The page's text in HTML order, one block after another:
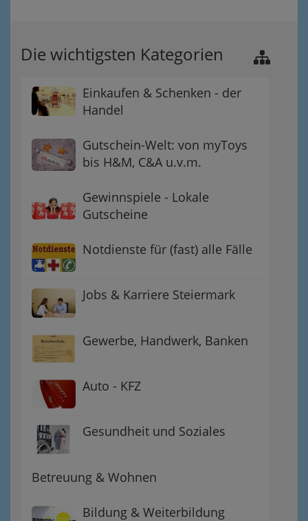
Die wichtigsten Kategorien
Einkaufen & Schenken - der
Handel
Gutschein-Welt: von myToys
bis H&M, C&A u.v.m.
Gewinnspiele - Lokale
Gutscheine
Notdienste für (fast) alle Fälle
Jobs & Karriere Steiermark
Gewerbe, Handwerk, Banken
Auto - KFZ
Gesundheit und Soziales
Betreuung & Wohnen
Bildung & Weiterbildung